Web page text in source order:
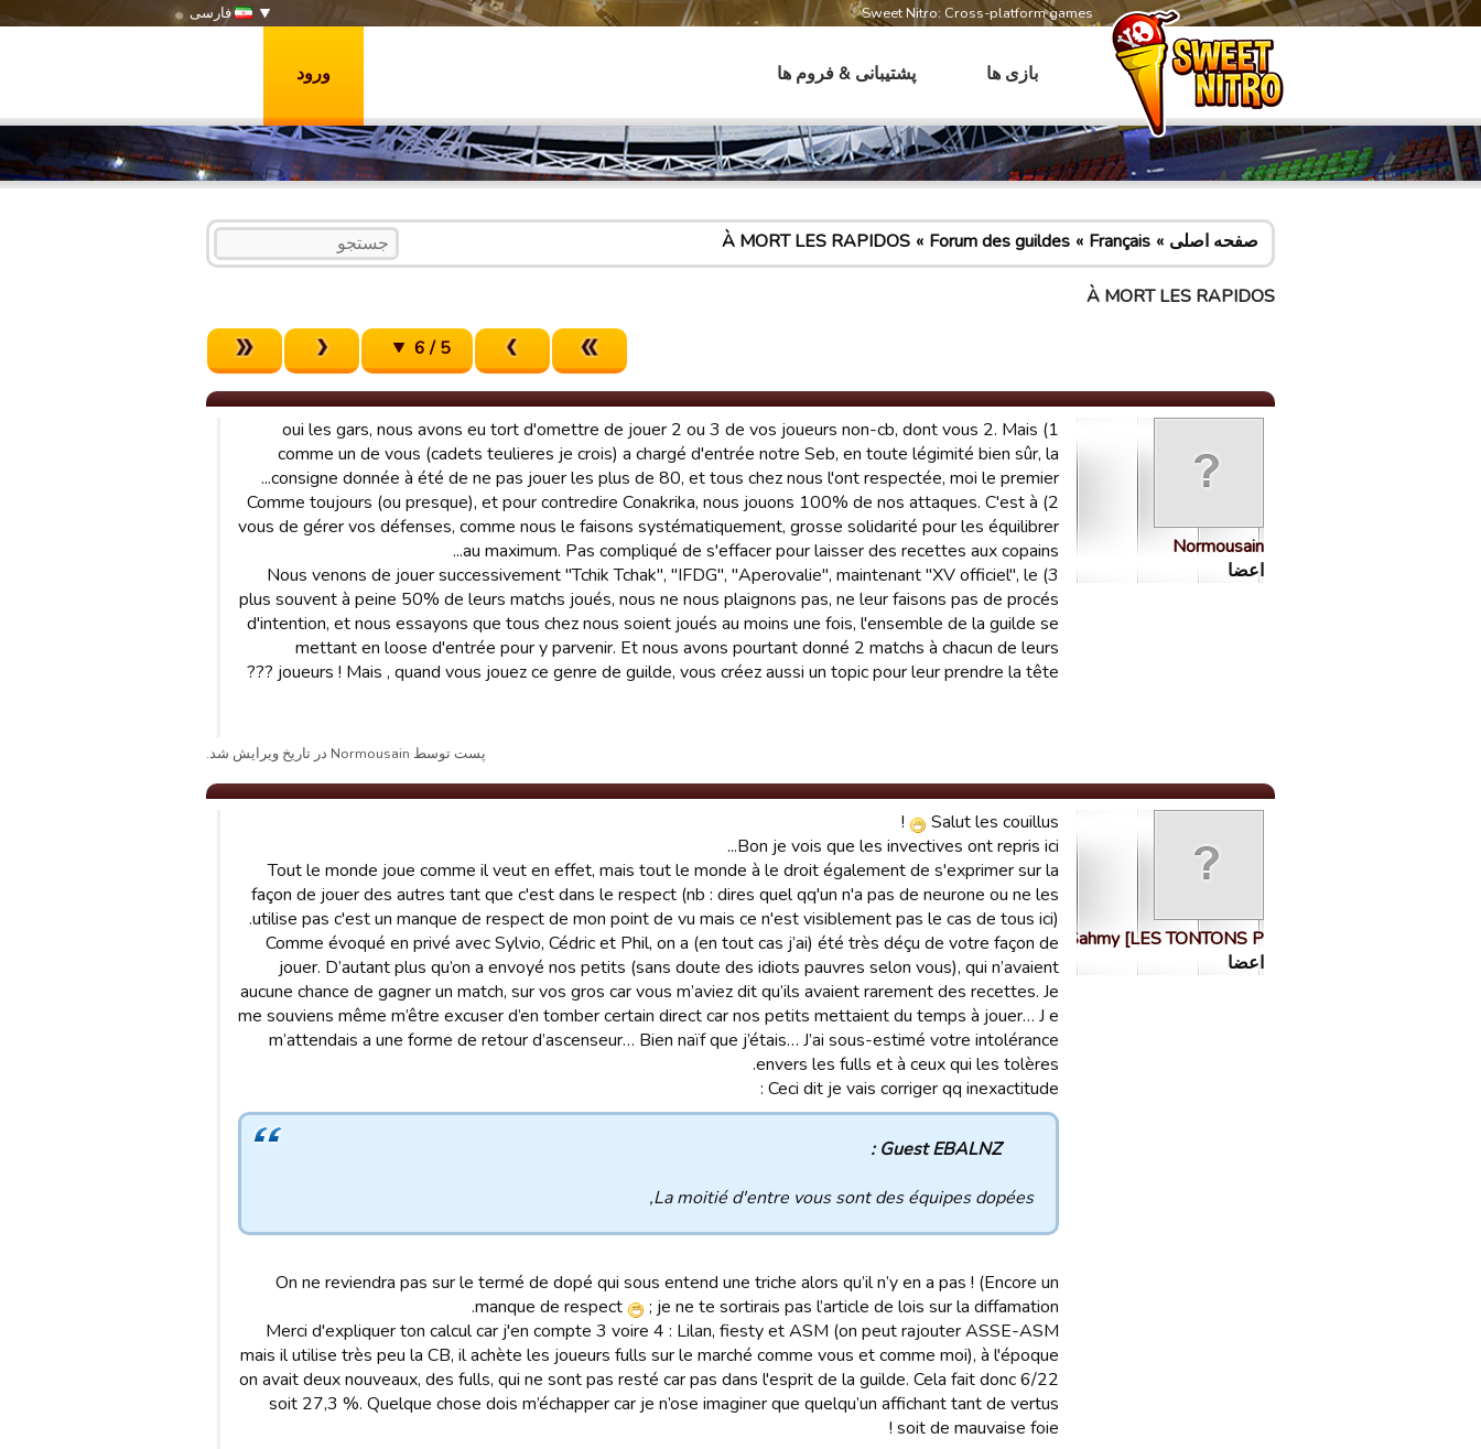
Sweet Nitro: Cross-platform games فارسی
بازی ها پشتیبانی & فروم ها ورود
صفحه اصلی Français
Forum des guildes
À MORT LES RAPIDOS
À MORT LES RAPIDOS
5 / 6
Normousain
اعضا
1) oui les gars, nous avons eu tort d'omettre de jouer 2 ou 3 de vos joueurs non-cb, dont vous 2. Mais
comme un de vous (cadets teulieres je crois) a chargé d'entrée notre Seb, en toute légimité bien sûr, la
consigne donnée à été de ne pas jouer les plus de 80, et tous chez nous l'ont respectée, moi le premier...
2) Comme toujours (ou presque), et pour contredire Conakrika, nous jouons 100% de nos attaques. C'est à
vous de gérer vos défenses, comme nous le faisons systématiquement, grosse solidarité pour les équilibrer
au maximum. Pas compliqué de s'effacer pour laisser des recettes aux copains...
3) Nous venons de jouer successivement "Tchik Tchak", "IFDG", "Aperovalie", maintenant "XV officiel", le
plus souvent à peine 50% de leurs matchs joués, nous ne nous plaignons pas, ne leur faisons pas de procés
d'intention, et nous essayons que tous chez nous soient joués au moins une fois, l'ensemble de la guilde se
mettant en loose d'entrée pour y parvenir. Et nous avons pourtant donné 2 matchs à chacun de leurs
joueurs ! Mais , quand vous jouez ce genre de guilde, vous créez aussi un topic pour leur prendre la tête ???
پست توسط Normousain در تاریخ ویرایش شد.
Sahmy [LES TONTONS P…
اعضا
Salut les couillus
!
Bon je vois que les invectives ont repris ici...
Tout le monde joue comme il veut en effet, mais tout le monde à le droit également de s'exprimer sur la
façon de jouer des autres tant que c'est dans le respect (nb : dires quel qq'un n'a pas de neurone ou ne les
utilise pas c'est un manque de respect de mon point de vu mais ce n'est visiblement pas le cas de tous ici).
Comme évoqué en privé avec Sylvio, Cédric et Phil, on a (en tout cas j’ai) été très déçu de votre façon de
jouer. D’autant plus qu’on a envoyé nos petits (sans doute des idiots pauvres selon vous), qui n’avaient
aucune chance de gagner un match, sur vos gros car vous m’aviez dit qu’ils avaient rarement des recettes. Je
me souviens même m’être excuser d’en tomber certain direct car nos petits mettaient du temps à jouer… J e
m’attendais a une forme de retour d’ascenseur… Bien naïf que j’étais… J’ai sous-estimé votre intolérance
envers les fulls et à ceux qui les tolères.
Ceci dit je vais corriger qq inexactitude :
Guest EBALNZ :
La moitié d'entre vous sont des équipes dopées,
On ne reviendra pas sur le termé de dopé qui sous entend une triche alors qu’il n’y en a pas ! (Encore un
manque de respect
; je ne te sortirais pas l’article de lois sur la diffamation.
Merci d'expliquer ton calcul car j'en compte 3 voire 4 : Lilan, fiesty et ASM (on peut rajouter ASSE-ASM
mais il utilise très peu la CB, il achète les joueurs fulls sur le marché comme vous et comme moi), à l'époque
on avait deux nouveaux, des fulls, qui ne sont pas resté car pas dans l'esprit de la guilde. Cela fait donc 6/22
soit 27,3 %. Quelque chose dois m’échapper car je n’ose imaginer que quelqu’un affichant tant de vertus
soit de mauvaise foie !